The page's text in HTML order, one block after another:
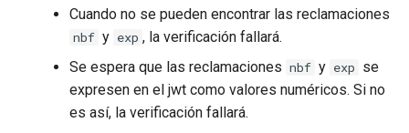
Cuando no se pueden encontrar las reclamaciones
nbf y exp , la verificación fallará.
Se espera que las reclamaciones nbf y exp se
expresen en el jwt como valores numéricos. Si no
es así, la verificación fallará.